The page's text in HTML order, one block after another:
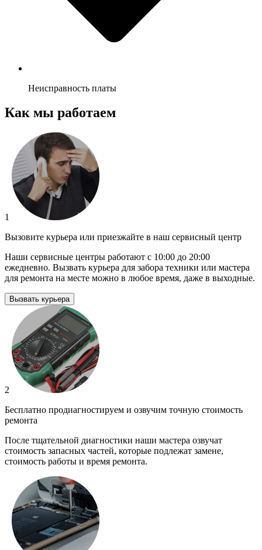
Неисправность платы
Как мы работаем
1
Вызовите курьера или приезжайте в наш сервисный центр
Наши сервисные центры работают с 10:00 до 20:00
ежедневно. Вызвать курьера для забора техники или мастера
для ремонта на месте можно в любое время, даже в выходные.
Вызвать курьера
2
Бесплатно продиагностируем и озвучим точную стоимость
ремонта
После тщательной диагностики наши мастера озвучат
стоимость запасных частей, которые подлежат замене,
стоимость работы и время ремонта.